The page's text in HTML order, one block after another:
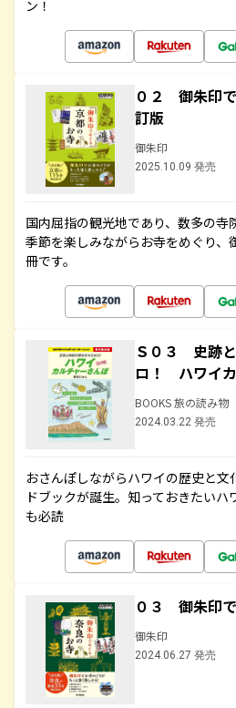
ン！
０２ 御朱印
訂版
御朱印
2025.10.09 発売
国内屈指の観光地であり、数多の寺
季節を楽しみながらお寺をめぐり、
冊です。
Ｓ０３ 史跡
ロ！ ハワイ
BOOKS 旅の読み物
2024.03.22 発売
おさんぽしながらハワイの歴史と文
ドブックが誕生。知っておきたい
も必読
０３ 御朱印
御朱印
2024.06.27 発売